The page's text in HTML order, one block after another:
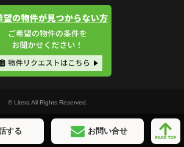
© Litera All Rights Reserved.
する お問い合せ